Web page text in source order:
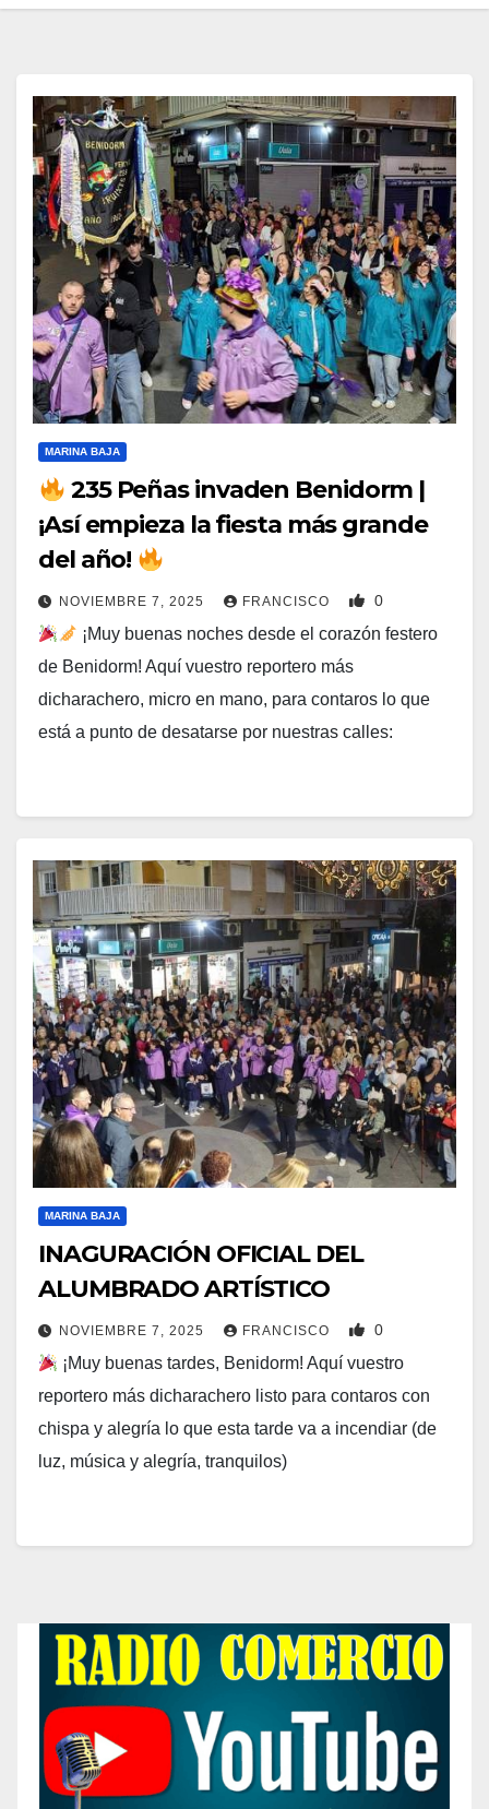
MARINA BAJA
235 Peñas invaden Benidorm |
¡Así empieza la fiesta más grande
del año!
NOVIEMBRE 7, 2025 FRANCISCO 0
¡Muy buenas noches desde el corazón festero
de Benidorm! Aquí vuestro reportero más
dicharachero, micro en mano, para contaros lo que
está a punto de desatarse por nuestras calles:
MARINA BAJA
INAGURACIÓN OFICIAL DEL
ALUMBRADO ARTÍSTICO
NOVIEMBRE 7, 2025 FRANCISCO 0
¡Muy buenas tardes, Benidorm! Aquí vuestro
reportero más dicharachero listo para contaros con
chispa y alegría lo que esta tarde va a incendiar (de
luz, música y alegría, tranquilos)